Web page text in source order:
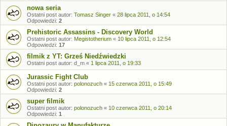
nowa seria
Ostatni post autor: Tomasz Singer « 28 lipca 2011, o 14:54
Odpowiedzi: 2
Prehistoric Assassins - Discovery World
Ostatni post autor: Megistotherium « 10 lipca 2011, o 12:54
Odpowiedzi: 17
filmik z YT: Grześ Niedźwiedzki
Ostatni post autor: d_m « 1 lipca 2011, o 19:33
Jurassic Fight Club
Ostatni post autor: polonozuch « 15 czerwca 2011, o 15:49
Odpowiedzi: 2
super filmik
Ostatni post autor: polonozuch « 10 czerwca 2011, o 20:14
Odpowiedzi: 1